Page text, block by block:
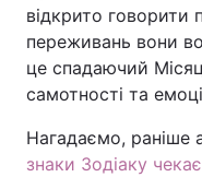
відкрито говорити
переживань вони
це спадаючий
самотності та
Нагадаємо, раніше
знаки Зодіаку